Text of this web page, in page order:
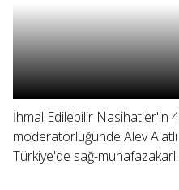
İhmal Edilebilir Nasihatler'in
moderatörlüğünde Alev
Türkiye'de sağ-